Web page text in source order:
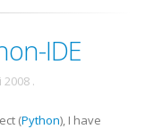
IDE
2008 .
(Python), I have